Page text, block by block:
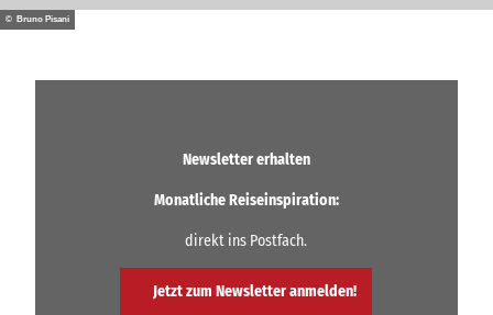
© Bruno Pisani
Newsletter erhalten
Monatliche Reiseinspiration:
direkt ins Postfach.
Jetzt zum Newsletter anmelden!